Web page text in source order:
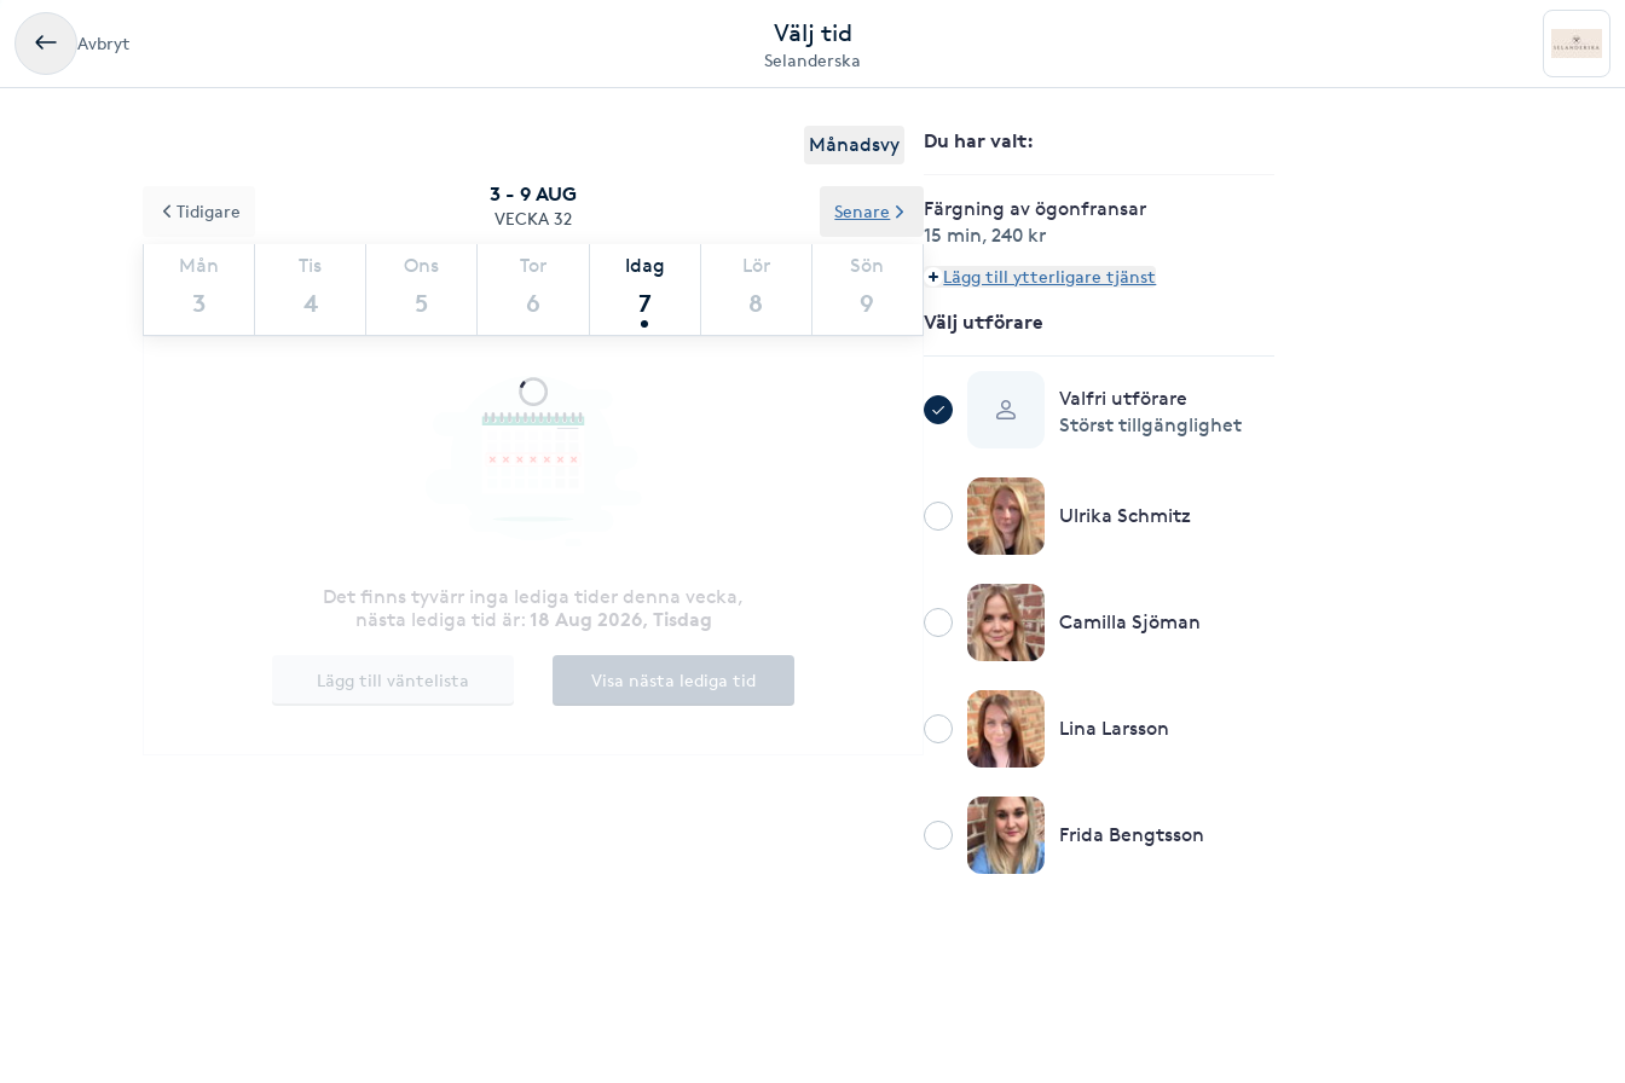
Avbryt Välj tid
Selanderska
Månadsvy
3 - 9 AUG
VECKA 32
Mån
3
Tis
4
Ons
5
Tor
6
Idag
7
Lör
8
Sön
9
Tidigare Senare
Det finns tyvärr inga lediga tider denna vecka,
nästa lediga tid är: 18 Aug 2026, Tisdag
Lägg till väntelista Visa nästa lediga tid
Du har valt:
Färgning av ögonfransar
15 min,240 kr
Lägg till ytterligare tjänst
Välj utförare
Valfri utförare
Störst tillgänglighet
Ulrika Schmitz
Camilla Sjöman
Lina Larsson
Frida Bengtsson